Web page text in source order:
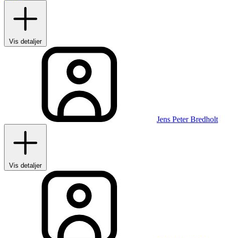
Vis detaljer
Jens Peter Bredholt
Vis detaljer